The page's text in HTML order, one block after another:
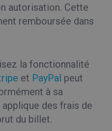
autorisation. Cette
remboursée dans
la fonctionnalité
et PayPal peut
à sa
des frais de
du billet.